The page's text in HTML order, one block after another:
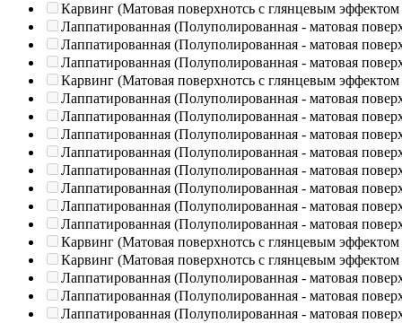
Карвинг (Матовая поверхнотсь с глянцевым эффектом
Лаппатированная (Полуполированная - матовая
Лаппатированная (Полуполированная - матовая
Лаппатированная (Полуполированная - матовая
Карвинг (Матовая поверхнотсь с глянцевым эффектом
Лаппатированная (Полуполированная - матовая
Лаппатированная (Полуполированная - матовая
Лаппатированная (Полуполированная - матовая
Лаппатированная (Полуполированная - матовая
Лаппатированная (Полуполированная - матовая
Лаппатированная (Полуполированная - матовая
Лаппатированная (Полуполированная - матовая
Лаппатированная (Полуполированная - матовая
Карвинг (Матовая поверхнотсь с глянцевым эффектом
Карвинг (Матовая поверхнотсь с глянцевым эффектом
Лаппатированная (Полуполированная - матовая
Лаппатированная (Полуполированная - матовая
Лаппатированная (Полуполированная - матовая